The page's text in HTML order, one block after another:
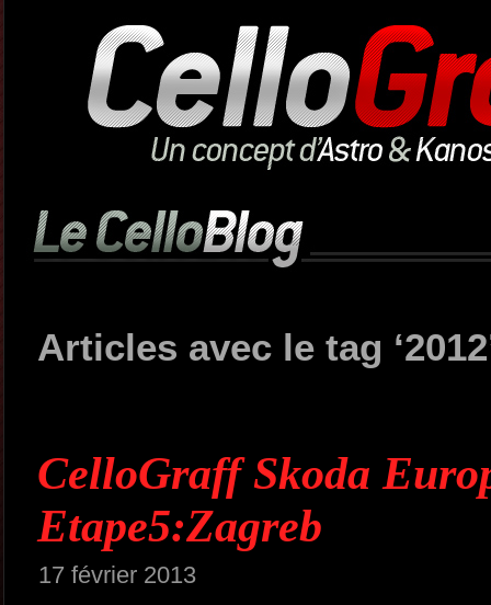
Articles avec le tag
CelloGraff Skoda
Etape5:Zagreb
17 février 2013